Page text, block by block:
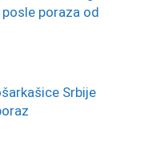
poraza od
Srbije